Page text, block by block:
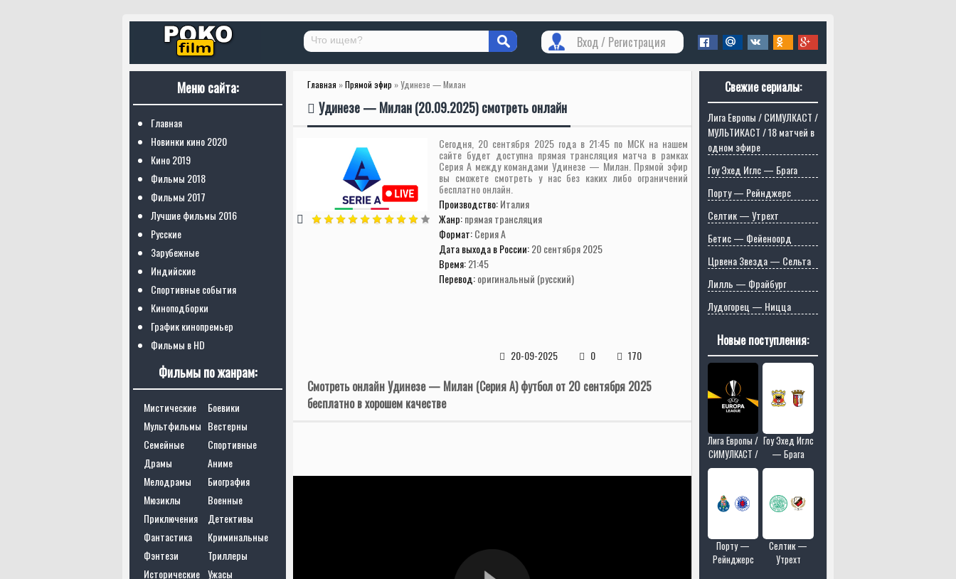
Вход / Регистрация
Меню сайта:
Главная
Новинки кино 2020
Кино 2019
Фильмы 2018
Фильмы 2017
Лучшие фильмы 2016
Русские
Зарубежные
Индийские
Спортивные события
Киноподборки
График кинопремьер
Фильмы в HD
Фильмы по жанрам:
Мистические
Боевики
Мультфильмы Вестерны
Семейные
Спортивные
Драмы
Аниме
Мелодрамы
Биография
Мюзиклы
Военные
Приключения
Детективы
Фантастика
Криминальные
Фэнтези
Триллеры
Исторические Ужасы
Главная »Прямой эфир » Удинезе — Милан
Удинезе — Милан (20.09.2025) смотреть онлайн
Сегодня, 20 сентября 2025 года в 21:45 по МСК на нашем
сайте будет доступна прямая трансляция матча в рамках
Серия А между командами Удинезе — Милан. Прямой эфир
вы сможете смотреть у нас без каких либо ограничений
бесплатно онлайн.
Производство:Италия
Жанр:прямая трансляция
Формат:Серия А
Дата выхода в России:20 сентября 2025
Время:21:45
Перевод:оригинальный (русский)
20-09-2025 0 170
Смотреть онлайн Удинезе — Милан (Серия А) футбол от 20 сентября 2025
бесплатно в хорошем качестве
Свежие сериалы:
Лига Европы / СИМУЛКАСТ /
МУЛЬТИКАСТ / 18 матчей в
одном эфире
Гоу Эхед Иглс — Брага
Порту — Рейнджерс
Селтик — Утрехт
Бетис — Фейеноорд
Црвена Звезда — Сельта
Лилль — Фрайбург
Лудогорец — Ницца
Новые поступления:
Лига Европы /
СИМУЛКАСТ /
МУЛЬТИКАСТ
одном эфире
Гоу Эхед Иглс
— Брага
Порту —
Рейнджерс
Селтик —
Утрехт